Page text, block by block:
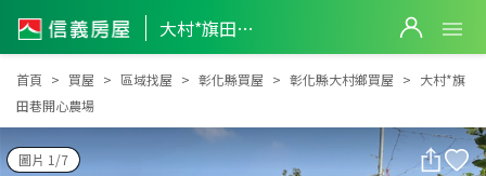
大村*旗田巷開心農場
大村*旗田巷開心農場
首頁 買屋 區域找屋 彰化縣買屋 彰化縣大村鄉買屋
大村*旗
田巷開心農場
圖片 1/7